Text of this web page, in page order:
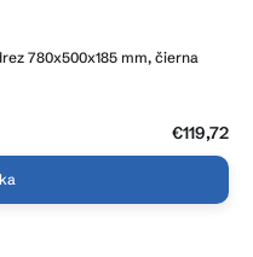
780x500x185 mm, čierna
€119,72